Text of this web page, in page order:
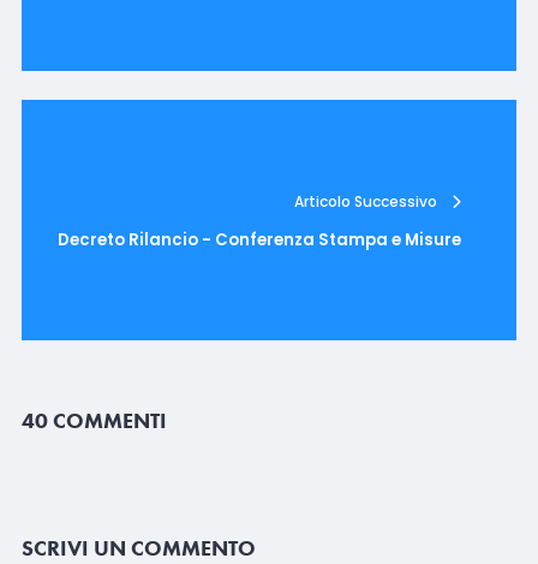
Articolo Successivo
Decreto Rilancio - Conferenza Stampa e Misure
40 COMMENTI
SCRIVI UN COMMENTO